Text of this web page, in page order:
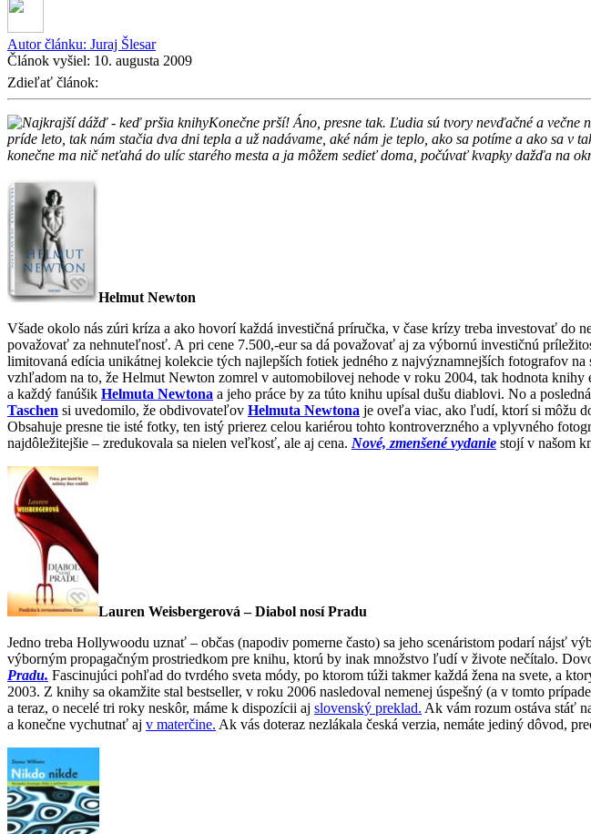
Autor článku: Juraj Šlesar
Článok vyšiel: 10. augusta 2009
Zdieľať článok:
Konečne prší! Áno, presne tak. Ľudia sú tvory nevďačné a večne
príde leto, tak nám stačia dva dni tepla a už nadávame, aké nám je teplo, ako sa potíme a ako sa v
konečne ma nič neťahá do ulíc starého mesta a ja môžem sedieť doma, počúvať kvapky dažďa na
Helmut Newton
Všade okolo nás zúri kríza a ako hovorí každá investičná príručka, v čase krízy treba investovať do
považovať za nehnuteľnosť. A pri cene 7.500,-eur sa dá považovať aj za výbornú investičnú
limitovaná edícia unikátnej kolekcie tých najlepších fotiek jedného z najvýznamnejších fotografov na
vzhľadom na to, že Helmut Newton zomrel v automobilovej nehode v roku 2004, tak hodnota
a každý fanúšik Helmuta Newtona a jeho práce by za túto knihu upísal dušu diablovi. No a
Taschen si uvedomilo, že obdivovateľov Helmuta Newtona je oveľa viac, ako ľudí, ktorí si môžu
Obsahuje presne tie isté fotky, ten istý prierez celou kariérou tohto kontroverzného a vplyvného
najdôležitejšie – zredukovala sa nielen veľkosť, ale aj cena. Nové, zmenšené vydanie stojí v našom
Lauren Weisbergerová – Diabol nosí Pradu
Jedno treba Hollywoodu uznať – občas (napodiv pomerne často) sa jeho scenáristom podarí nájsť
výborným propagačným prostriedkom pre knihu, ktorú by inak množstvo ľudí v živote nečítalo.
Pradu. Fascinujúci pohľad do tvrdého sveta módy, po ktorom túži takmer každá žena na svete, a
2003. Z knihy sa okamžite stal bestseller, v roku 2006 nasledoval nemenej úspešný (a v tomto
a teraz, o necelé tri roky neskôr, máme k dispozícii aj slovenský preklad. Ak vám rozum ostáva stáť
a konečne vychutnať aj v materčine. Ak vás doteraz nezlákala česká verzia, nemáte jediný dôvod,